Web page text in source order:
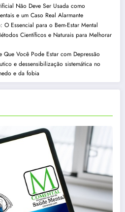
Não Deve Ser Usada como
e um Caso Real Alarmante
Essencial para o Bem-Estar Mental
Científicos e Naturais para Melhorar
Que Você Pode Estar com Depressão
e dessensibilização sistemática no
e da fobia